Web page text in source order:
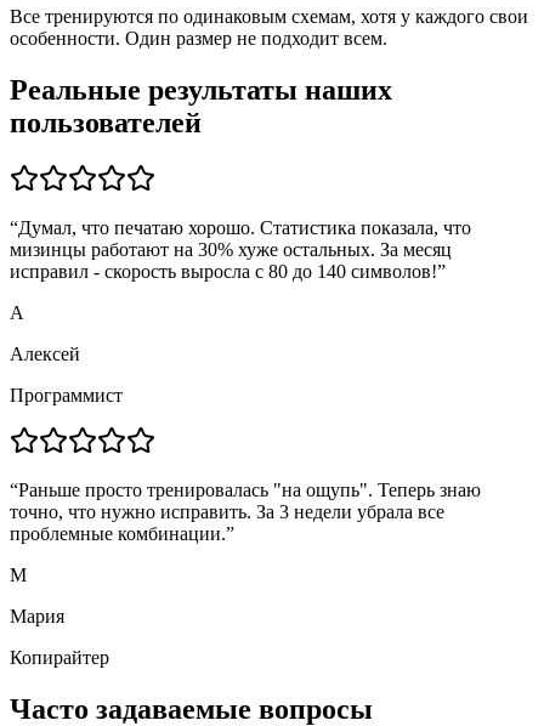
Все тренируются по одинаковым схемам, хотя у каждого свои
особенности. Один размер не подходит всем.
Реальные результаты наших
пользователей
“Думал, что печатаю хорошо. Статистика показала, что
мизинцы работают на 30% хуже остальных. За месяц
исправил - скорость выросла с 80 до 140 символов!”
А
Алексей
Программист
“Раньше просто тренировалась "на ощупь". Теперь знаю
точно, что нужно исправить. За 3 недели убрала все
проблемные комбинации.”
М
Мария
Копирайтер
Часто задаваемые вопросы